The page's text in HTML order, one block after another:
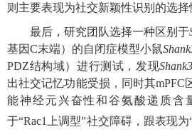
则主要表现为社交新颖性识别的选择
最后，研究团队选择一种区别于
基因C末端）的自闭症模型小鼠
PDZ结构域）进行测试，发现
出社交记忆功能受损，同时其mPFC
能神经元兴奋性和谷氨酸递质含
于“Rac1上调型”社交障碍，跟表现为